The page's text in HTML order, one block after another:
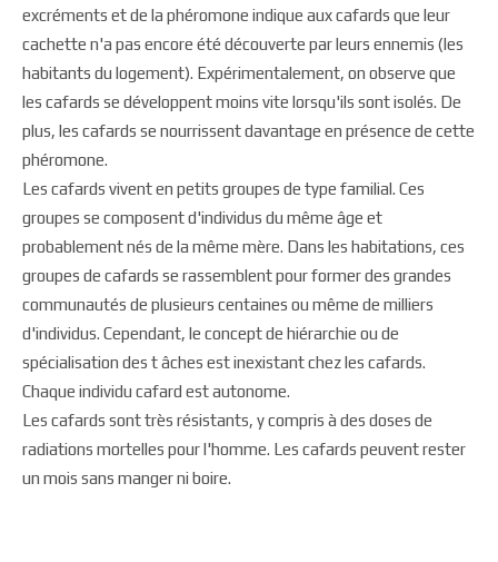
excréments et de la phéromone indique aux cafards que leur
cachette n'a pas encore été découverte par leurs ennemis (les
habitants du logement). Expérimentalement, on observe que
les cafards se développent moins vite lorsqu'ils sont isolés. De
plus, les cafards se nourrissent davantage en présence de cette
phéromone.
Les cafards vivent en petits groupes de type familial. Ces
groupes se composent d'individus du même âge et
probablement nés de la même mère. Dans les habitations, ces
groupes de cafards se rassemblent pour former des grandes
communautés de plusieurs centaines ou même de milliers
d'individus. Cependant, le concept de hiérarchie ou de
spécialisation des t âches est inexistant chez les cafards.
Chaque individu cafard est autonome.
Les cafards sont très résistants, y compris à des doses de
radiations mortelles pour l'homme. Les cafards peuvent rester
un mois sans manger ni boire.